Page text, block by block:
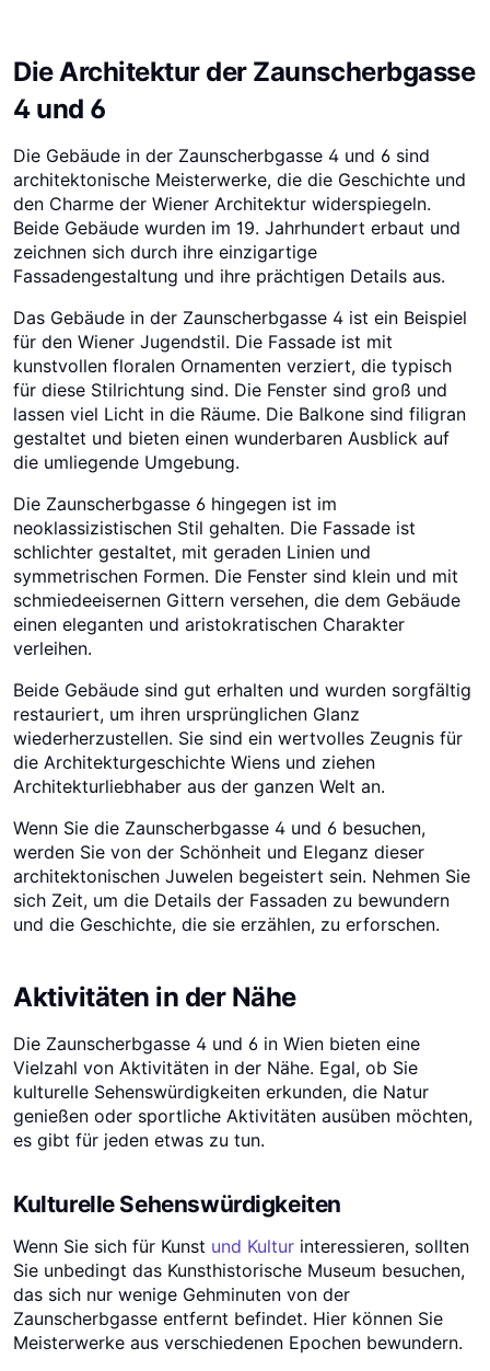
Die Architektur der Zaunscherbgasse
4 und 6
Die Gebäude in der Zaunscherbgasse 4 und 6 sind
architektonische Meisterwerke, die die Geschichte und
den Charme der Wiener Architektur widerspiegeln.
Beide Gebäude wurden im 19. Jahrhundert erbaut und
zeichnen sich durch ihre einzigartige
Fassadengestaltung und ihre prächtigen Details aus.
Das Gebäude in der Zaunscherbgasse 4 ist ein Beispiel
für den Wiener Jugendstil. Die Fassade ist mit
kunstvollen floralen Ornamenten verziert, die typisch
für diese Stilrichtung sind. Die Fenster sind groß und
lassen viel Licht in die Räume. Die Balkone sind filigran
gestaltet und bieten einen wunderbaren Ausblick auf
die umliegende Umgebung.
Die Zaunscherbgasse 6 hingegen ist im
neoklassizistischen Stil gehalten. Die Fassade ist
schlichter gestaltet, mit geraden Linien und
symmetrischen Formen. Die Fenster sind klein und mit
schmiedeeisernen Gittern versehen, die dem Gebäude
einen eleganten und aristokratischen Charakter
verleihen.
Beide Gebäude sind gut erhalten und wurden sorgfältig
restauriert, um ihren ursprünglichen Glanz
wiederherzustellen. Sie sind ein wertvolles Zeugnis für
die Architekturgeschichte Wiens und ziehen
Architekturliebhaber aus der ganzen Welt an.
Wenn Sie die Zaunscherbgasse 4 und 6 besuchen,
werden Sie von der Schönheit und Eleganz dieser
architektonischen Juwelen begeistert sein. Nehmen Sie
sich Zeit, um die Details der Fassaden zu bewundern
und die Geschichte, die sie erzählen, zu erforschen.
Aktivitäten in der Nähe
Die Zaunscherbgasse 4 und 6 in Wien bieten eine
Vielzahl von Aktivitäten in der Nähe. Egal, ob Sie
kulturelle Sehenswürdigkeiten erkunden, die Natur
genießen oder sportliche Aktivitäten ausüben möchten,
es gibt für jeden etwas zu tun.
Kulturelle Sehenswürdigkeiten
Wenn Sie sich für Kunst und Kultur interessieren, sollten
Sie unbedingt das Kunsthistorische Museum besuchen,
das sich nur wenige Gehminuten von der
Zaunscherbgasse entfernt befindet. Hier können Sie
Meisterwerke aus verschiedenen Epochen bewundern.